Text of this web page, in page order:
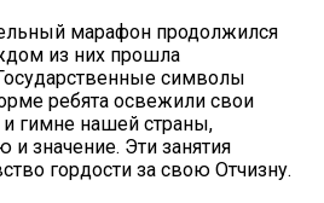
марафон продолжился
из них прошла
символы
ребята освежили свои
и гимне нашей страны,
и значение. Эти занятия
гордости за свою Отчизну.